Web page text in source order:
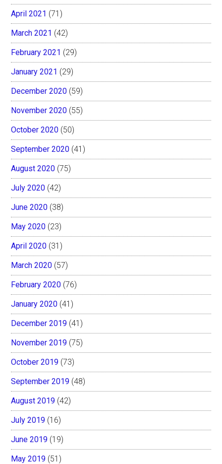
April 2021 (71)
March 2021 (42)
February 2021 (29)
January 2021 (29)
December 2020 (59)
November 2020 (55)
October 2020 (50)
September 2020 (41)
August 2020 (75)
July 2020 (42)
June 2020 (38)
May 2020 (23)
April 2020 (31)
March 2020 (57)
February 2020 (76)
January 2020 (41)
December 2019 (41)
November 2019 (75)
October 2019 (73)
September 2019 (48)
August 2019 (42)
July 2019 (16)
June 2019 (19)
May 2019 (51)